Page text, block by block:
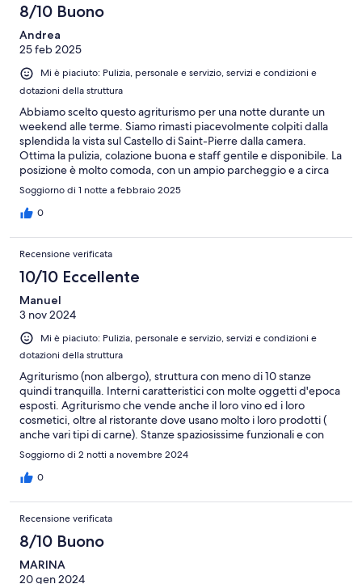
8/10 Buono
Andrea
25 feb 2025
Mi è piaciuto: Pulizia, personale e servizio, servizi e condizioni e
dotazioni della struttura
Abbiamo scelto questo agriturismo per una notte durante un
weekend alle terme. Siamo rimasti piacevolmente colpiti dalla
splendida la vista sul Castello di Saint-Pierre dalla camera.
Ottima la pulizia, colazione buona e staff gentile e disponibile. La
posizione è molto comoda, con un ampio parcheggio e a circa
20-30 minuti dalle terme. Un piccolo suggerimento: sarebbe
utile informare in anticipo gli ospiti sulla possibilità di effettuare il
self check-in dopo un certo orario.
Soggiorno di 1 notte a febbraio 2025
0
Recensione verificata
10/10 Eccellente
Manuel
3 nov 2024
Mi è piaciuto: Pulizia, personale e servizio, servizi e condizioni e
dotazioni della struttura
Agriturismo (non albergo), struttura con meno di 10 stanze
quindi tranquilla. Interni caratteristici con molte oggetti d'epoca
esposti. Agriturismo che vende anche il loro vino ed i loro
cosmetici, oltre al ristorante dove usano molto i loro prodotti (
anche vari tipi di carne). Stanze spaziosissime funzionali e con
vista castello. Unica pecca è la strada un pò complicata con
l'agriturismo poco visibile dalla strada, comunque è la seconda
volta che ci vado e spero di ritornare.
Soggiorno di 2 notti a novembre 2024
0
Recensione verificata
8/10 Buono
MARINA
20 gen 2024